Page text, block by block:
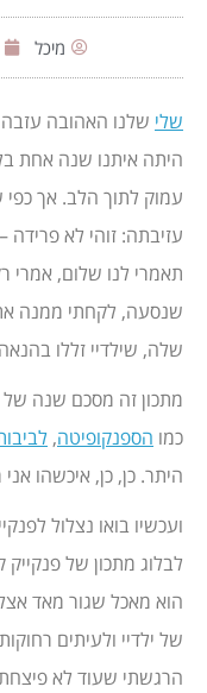
מיכל
שלי שלנו האהובה עזבה
היתה איתנו שנה אחת
עמוק לתוך הלב. אך
עזיבתה: זוהי לא
תאמרי לנו שלום, אמרי
שנסעה, לקחתי ממנה
שלה, שילדיי זללו
מתכון זה מסכם שנה
כמו הספנקופיטה,
היתר. כן, כן, איכשהו
ועכשיו בואו נצלול
לבלוג מתכון של פנקייק
הוא מאכל שגור מאד
של ילדיי ולעיתים
הרגשתי שעוד לא